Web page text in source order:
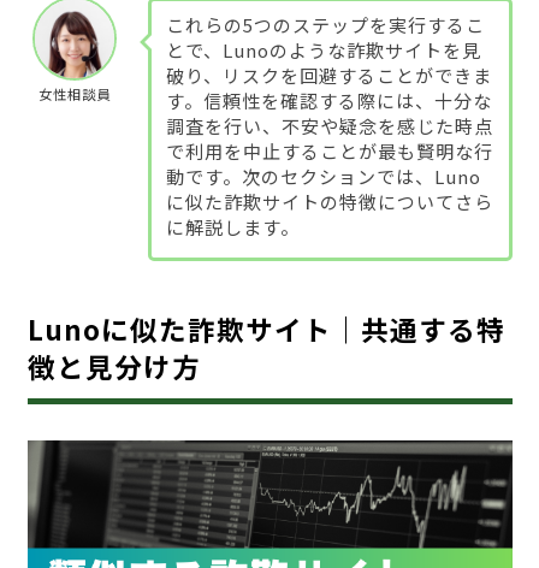
女性相談員
これらの5つのステップを実行するこ
とで、Lunoのような詐欺サイトを見
破り、リスクを回避することができま
す。信頼性を確認する際には、十分な
調査を行い、不安や疑念を感じた時点
で利用を中止することが最も賢明な行
動です。次のセクションでは、Luno
に似た詐欺サイトの特徴についてさら
に解説します。
Lunoに似た詐欺サイト｜共通する特
徴と見分け方